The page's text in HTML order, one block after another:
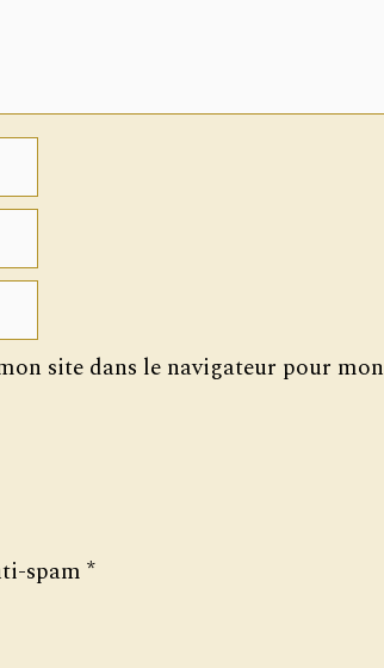
site dans le navigateur pour mon
spam *